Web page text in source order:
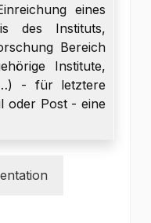
eines
des Instituts,
Bereich
Institute,
- für letztere
oder Post - eine